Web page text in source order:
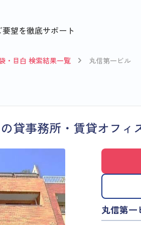
望を徹底サポート
・目白 検索結果一覧 丸信第一ビル
貸事務所・賃貸オフィ
丸信第一